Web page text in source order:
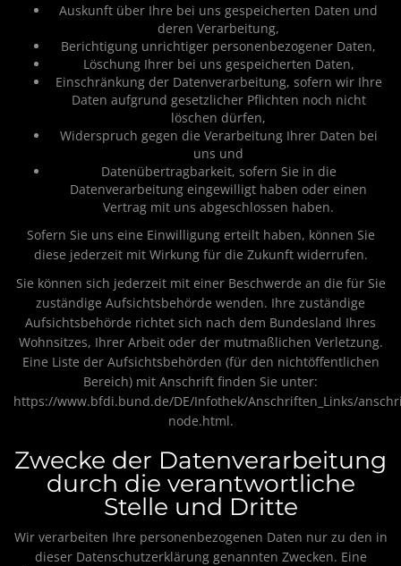
Auskunft über Ihre bei uns gespeicherten Daten und
deren Verarbeitung,
Berichtigung unrichtiger personenbezogener Daten,
Löschung Ihrer bei uns gespeicherten Daten,
Einschränkung der Datenverarbeitung, sofern wir Ihre
Daten aufgrund gesetzlicher Pflichten noch nicht
löschen dürfen,
Widerspruch gegen die Verarbeitung Ihrer Daten bei
uns und
Datenübertragbarkeit, sofern Sie in die
Datenverarbeitung eingewilligt haben oder einen
Vertrag mit uns abgeschlossen haben.
Sofern Sie uns eine Einwilligung erteilt haben, können Sie
diese jederzeit mit Wirkung für die Zukunft widerrufen.
Sie können sich jederzeit mit einer Beschwerde an die für Sie
zuständige Aufsichtsbehörde wenden. Ihre zuständige
Aufsichtsbehörde richtet sich nach dem Bundesland Ihres
Wohnsitzes, Ihrer Arbeit oder der mutmaßlichen Verletzung.
Eine Liste der Aufsichtsbehörden (für den nichtöffentlichen
Bereich) mit Anschrift finden Sie unter:
https://www.bfdi.bund.de/DE/Infothek/Anschriften_Links/
node.html.
Zwecke der Datenverarbeitung
durch die verantwortliche
Stelle und Dritte
Wir verarbeiten Ihre personenbezogenen Daten nur zu den in
dieser Datenschutzerklärung genannten Zwecken. Eine